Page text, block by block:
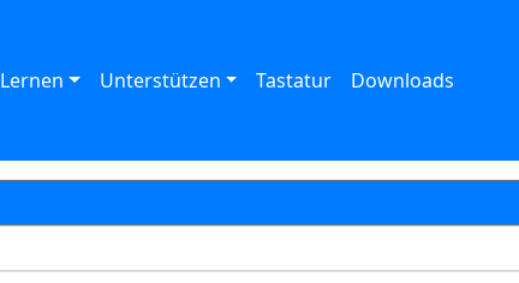
Lernen Unterstützen Tastatur Downloads